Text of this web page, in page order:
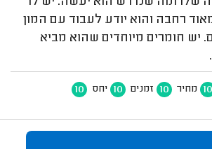
רחבה והוא יודע לעבוד עם המון
יש חומרים מיוחדים שהוא מביא
10 מחיר 10 זמנים 10 יחס 10